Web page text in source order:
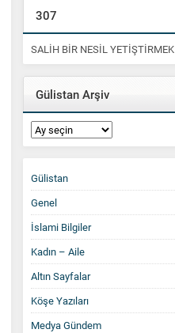
307
SALİH BİR NESİL YETİŞTİRMEK
Gülistan Arşiv
Gülistan
Arşiv
Gülistan
Genel
İslami Bilgiler
Kadın – Aile
Altın Sayfalar
Köşe Yazıları
Medya Gündem